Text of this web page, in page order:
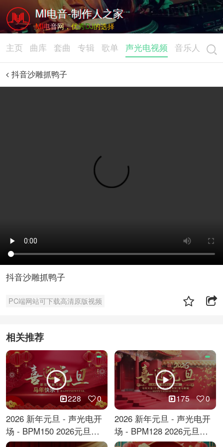
MI电音-制作人之家
MI电音网，优秀DJ的选择
主页 曲库 套曲 专辑 歌单 声光电视频 音乐人
抖音沙雕抓鸭子
抖音沙雕抓鸭子
PC端网站可下载高清原版视频
相关推荐
228 0
2026 新年元旦 - 声光电开
场 - BPM150 2026元旦跨
年倒计时
175 0
2026 新年元旦 - 声光电开
场 - BPM128 2026元旦马
年